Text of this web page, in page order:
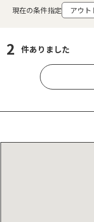
現在の条件指定 アウト
2 件ありました